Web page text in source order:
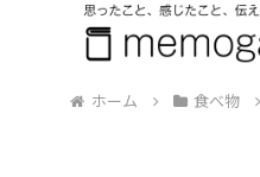
ホーム 食べ物